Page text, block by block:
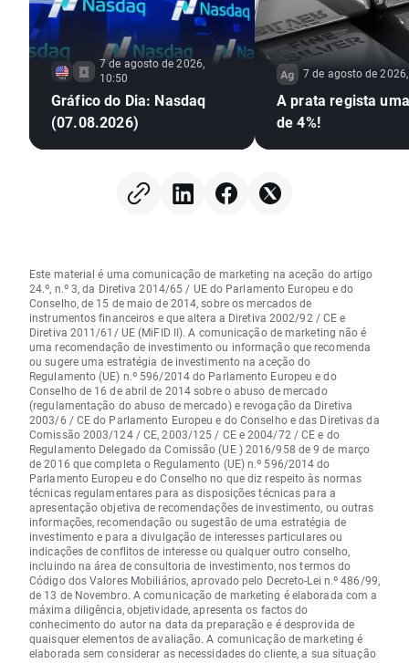
7 de agosto de 2026,
10:50
Gráfico do Dia: Nasdaq
(07.08.2026)
7 de agosto de
A prata regista
de 4%!
Este material é uma comunicação de marketing na aceção do artigo
24.º, n.º 3, da Diretiva 2014/65 / UE do Parlamento Europeu e do
Conselho, de 15 de maio de 2014, sobre os mercados de
instrumentos financeiros e que altera a Diretiva 2002/92 / CE e
Diretiva 2011/61/ UE (MiFID II). A comunicação de marketing não é
uma recomendação de investimento ou informação que recomenda
ou sugere uma estratégia de investimento na aceção do
Regulamento (UE) n.º 596/2014 do Parlamento Europeu e do
Conselho de 16 de abril de 2014 sobre o abuso de mercado
(regulamentação do abuso de mercado) e revogação da Diretiva
2003/6 / CE do Parlamento Europeu e do Conselho e das Diretivas da
Comissão 2003/124 / CE, 2003/125 / CE e 2004/72 / CE e do
Regulamento Delegado da Comissão (UE ) 2016/958 de 9 de março
de 2016 que completa o Regulamento (UE) n.º 596/2014 do
Parlamento Europeu e do Conselho no que diz respeito às normas
técnicas regulamentares para as disposições técnicas para a
apresentação objetiva de recomendações de investimento, ou outras
informações, recomendação ou sugestão de uma estratégia de
investimento e para a divulgação de interesses particulares ou
indicações de conflitos de interesse ou qualquer outro conselho,
incluindo na área de consultoria de investimento, nos termos do
Código dos Valores Mobiliários, aprovado pelo Decreto-Lei n.º 486/99,
de 13 de Novembro. A comunicação de marketing é elaborada com a
máxima diligência, objetividade, apresenta os factos do
conhecimento do autor na data da preparação e é desprovida de
quaisquer elementos de avaliação. A comunicação de marketing é
elaborada sem considerar as necessidades do cliente, a sua situação